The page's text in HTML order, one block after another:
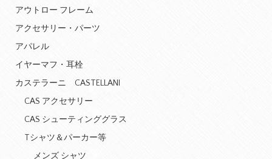
アウトロー フレーム
アクセサリー・パーツ
アパレル
イヤーマフ・耳栓
カステラーニ CASTELLANI
CAS アクセサリー
CAS シューティンググラス
Tシャツ＆パーカー等
メンズ シャツ